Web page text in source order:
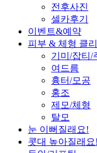
전후사진
셀카후기
이벤트&예약
피부 & 체형 클
기미/잡티/
여드름
흉터/모공
홍조
제모/체형
탈모
눈 이뻐질래요!
콧대 높아질래요!